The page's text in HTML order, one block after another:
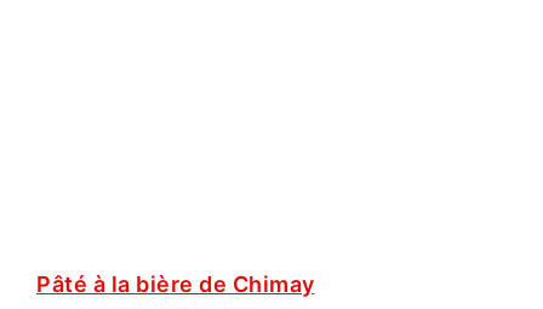
Pâté à la bière de Chimay